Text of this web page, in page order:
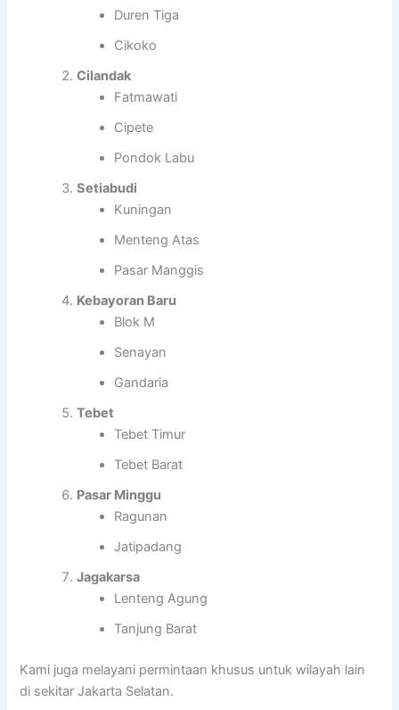
Duren Tiga
Cikoko
Cilandak
Fatmawati
Cipete
Pondok Labu
Setiabudi
Kuningan
Menteng Atas
Pasar Manggis
Kebayoran Baru
Blok M
Senayan
Gandaria
Tebet
Tebet Timur
Tebet Barat
Pasar Minggu
Ragunan
Jatipadang
Jagakarsa
Lenteng Agung
Tanjung Barat
Kami juga melayani permintaan khusus untuk wilayah lain
di sekitar Jakarta Selatan.